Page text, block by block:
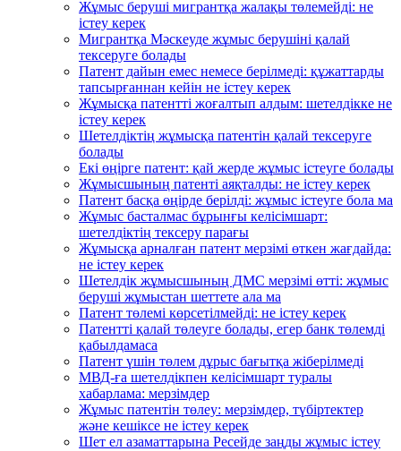
Жұмыс беруші мигрантқа жалақы төлемейді: не
істеу керек
Мигрантқа Мәскеуде жұмыс берушіні қалай
тексеруге болады
Патент дайын емес немесе берілмеді: құжаттарды
тапсырғаннан кейін не істеу керек
Жұмысқа патентті жоғалтып алдым: шетелдікке не
істеу керек
Шетелдіктің жұмысқа патентін қалай тексеруге
болады
Екі өңірге патент: қай жерде жұмыс істеуге болады
Жұмысшының патенті аяқталды: не істеу керек
Патент басқа өңірде берілді: жұмыс істеуге бола ма
Жұмыс басталмас бұрынғы келісімшарт:
шетелдіктің тексеру парағы
Жұмысқа арналған патент мерзімі өткен жағдайда:
не істеу керек
Шетелдік жұмысшының ДМС мерзімі өтті: жұмыс
беруші жұмыстан шеттете ала ма
Патент төлемі көрсетілмейді: не істеу керек
Патентті қалай төлеуге болады, егер банк төлемді
қабылдамаса
Патент үшін төлем дұрыс бағытқа жіберілмеді
МВД-ға шетелдікпен келісімшарт туралы
хабарлама: мерзімдер
Жұмыс патентін төлеу: мерзімдер, түбіртектер
және кешіксе не істеу керек
Шет ел азаматтарына Ресейде заңды жұмыс істеу